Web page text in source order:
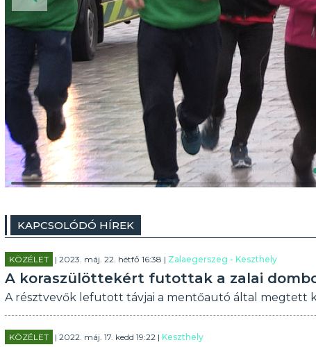
KAPCSOLÓDÓ HÍREK
KÖZÉLET | 2023. máj. 22. hétfő 16:38 | Zalaegerszeg - Keszthely
A koraszülöttekért futottak a zalai
A résztvevők lefutott távjai a mentőautó által megtett
KÖZÉLET | 2022. máj. 17. kedd 19:22 | Keszthely